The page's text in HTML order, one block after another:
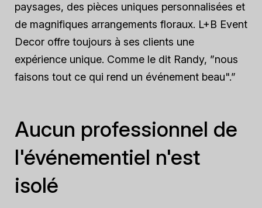
paysages, des pièces uniques personnalisées et
de magnifiques arrangements floraux. L+B Event
Decor offre toujours à ses clients une
expérience unique. Comme le dit Randy, ”nous
faisons tout ce qui rend un événement beau".”
Aucun professionnel de
l'événementiel n'est
isolé